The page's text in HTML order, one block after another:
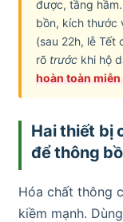
được, tầng
bồn, kích thước
(sau 22h, lễ Tết
rõ trước khi hộ
hoàn toàn
Hai thiết bị
để thông
Hóa chất thông
kiềm mạnh.